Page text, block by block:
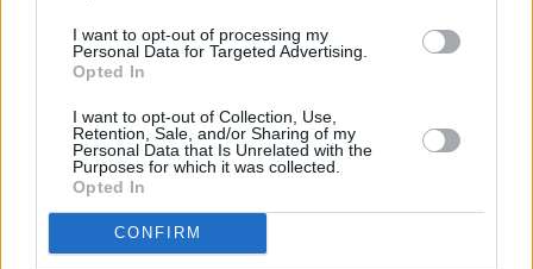
I want to opt-out of processing my
Personal Data for Targeted Advertising.
Opted In
I want to opt-out of Collection, Use,
Retention, Sale, and/or Sharing of my
Personal Data that Is Unrelated with the
Purposes for which it was collected.
Opted In
CONFIRM